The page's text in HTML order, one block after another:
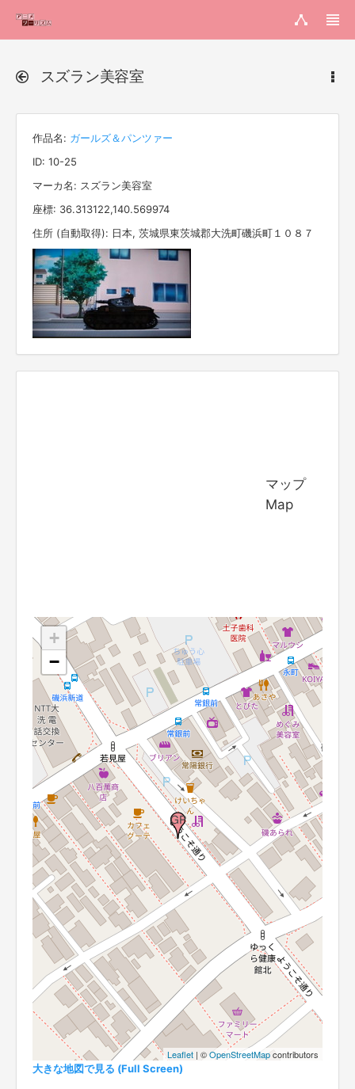
スズラン美容室
作品名: ガールズ＆パンツァー
ID: 10-25
マーカ名: スズラン美容室
座標: 36.313122,140.569974
住所 (自動取得): 日本, 茨城県東茨城郡大洗町磯浜町１０８７
マップ
Map
+
−
Leaflet | ©OpenStreetMapcontributors
大きな地図で見る (Full Screen)